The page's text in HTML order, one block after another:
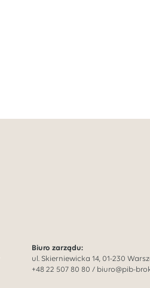
Biuro zarządu:
ul. Skierniewicka 14, 01-230
+48 22 507 80 80 / biuro@pib-